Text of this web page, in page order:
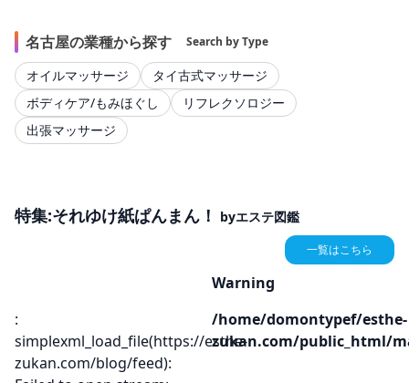
名古屋の業種から探す Search by Type
オイルマッサージ
タイ古式マッサージ
ボディケア/もみほぐし
リフレクソロジー
出張マッサージ
特集:それゆけ紙ぱんまん！ byエステ図鑑
一覧はこちら
Warning
:
simplexml_load_file(https://esthe-
zukan.com/blog/feed):
/home/domontypef/esthe-
zukan.com/public_html/